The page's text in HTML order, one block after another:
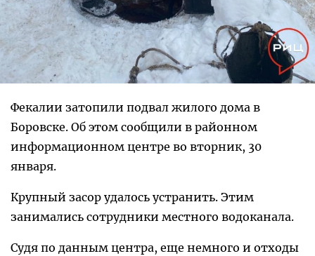
Фекалии затопили подвал жилого дома в
Боровске. Об этом сообщили в районном
информационном центре во вторник, 30
января.
Крупный засор удалось устранить. Этим
занимались сотрудники местного водоканала.
Судя по данным центра, еще немного и отходы